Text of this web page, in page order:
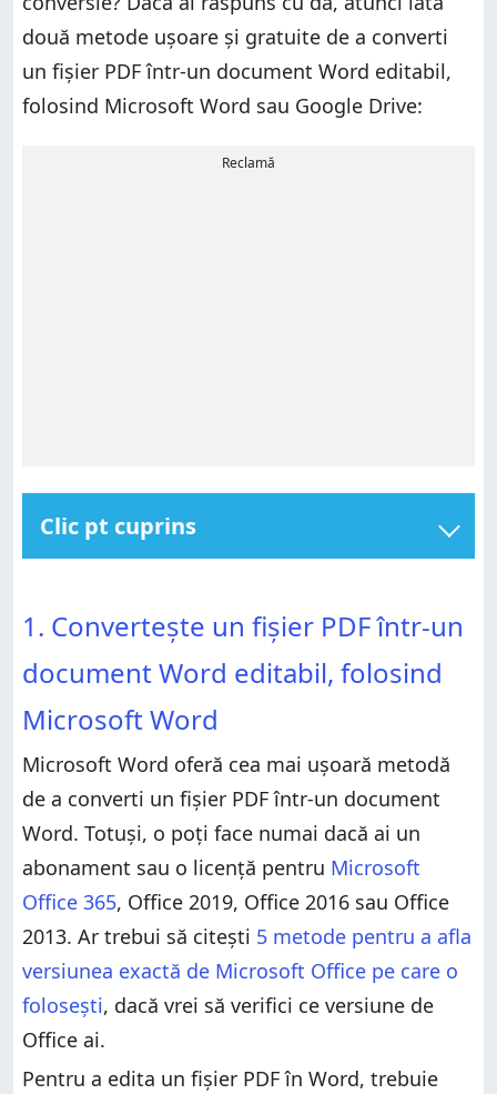
două metode ușoare și gratuite de a converti
un fișier PDF într-un document Word editabil,
folosind Microsoft Word sau Google Drive:
Reclamă
Clic pt cuprins
2. Convertește un fișier PDF într-un document Word
editabil, folosind Google Docs
Ai reușit să îți convertești fișierele PDF în documente
editabil, folosind Microsoft Word
editabil, folosind Google Docs
Word editabile?
1. Convertește un fișier PDF într-un
document Word editabil, folosind
Microsoft Word
Microsoft Word oferă cea mai ușoară metodă
de a converti un fișier PDF într-un document
Word. Totuși, o poți face numai dacă ai un
abonament sau o licență pentru Microsoft
Office 365, Office 2019, Office 2016 sau Office
2013. Ar trebui să citești 5 metode pentru a afla
versiunea exactă de Microsoft Office pe care o
folosești, dacă vrei să verifici ce versiune de
Office ai.
Pentru a edita un fișier PDF în Word, trebuie